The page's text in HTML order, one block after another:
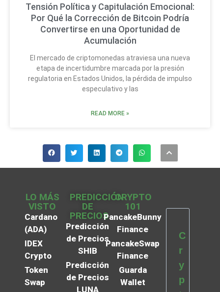
Tensión Política y Capitulación Emocional:
Por Qué la Corrección de Bitcoin Podría
Convertirse en una Oportunidad de
Acumulación
El mercado de criptomonedas atraviesa una nueva
etapa de incertidumbre marcada por la presión
regulatoria en Estados Unidos, la pérdida de impulso
especulativo y las
READ MORE »
LO MÁS
VISTO
Cardano
(ADA)
IDEX
Crypto
Token
Swap
PREDICCIÓN
DE
PRECIOS
Predicción
de Precios
SHIB
Predicción
de Precios
LUNA
CRYPTO
101
PancakeBunny
Finance
PancakeSwap
Finance
Guarda
Wallet
C
r
y
p